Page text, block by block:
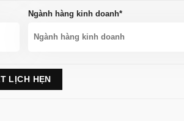
Ngành hàng kinh doanh*